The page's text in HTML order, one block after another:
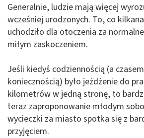
Generalnie, ludzie mają więcej
wcześniej urodzonych. To, co
uchodziło dla otoczenia za
miłym zaskoczeniem.
Jeśli kiedyś codziennością (a
koniecznością) było jeżdżenie do
kilometrów w jedną stronę, to
teraz zaproponowanie młodym
wycieczki za miasto spotka się z
przyjęciem.